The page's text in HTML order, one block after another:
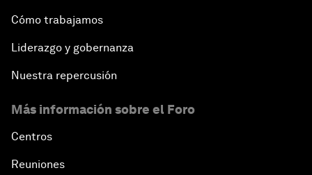
Cómo trabajamos
Liderazgo y gobernanza
Nuestra repercusión
Más información sobre el Foro
Centros
Reuniones